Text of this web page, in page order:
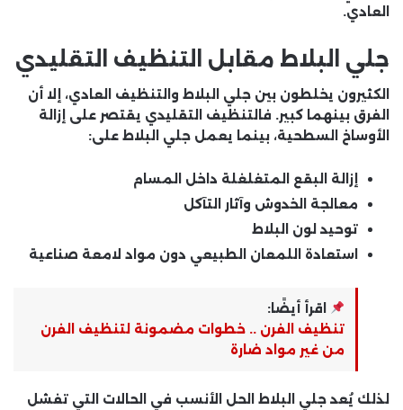
العادي.
جلي البلاط مقابل التنظيف التقليدي
الكثيرون يخلطون بين جلي البلاط والتنظيف العادي، إلا أن
الفرق بينهما كبير. فالتنظيف التقليدي يقتصر على إزالة
الأوساخ السطحية، بينما يعمل جلي البلاط على:
إزالة البقع المتغلغلة داخل المسام
معالجة الخدوش وآثار التآكل
توحيد لون البلاط
استعادة اللمعان الطبيعي دون مواد لامعة صناعية
اقرأ أيضًا:
تنظيف الفرن .. خطوات مضمونة لتنظيف الفرن
من غير مواد ضارة
لذلك يُعد جلي البلاط الحل الأنسب في الحالات التي تفشل